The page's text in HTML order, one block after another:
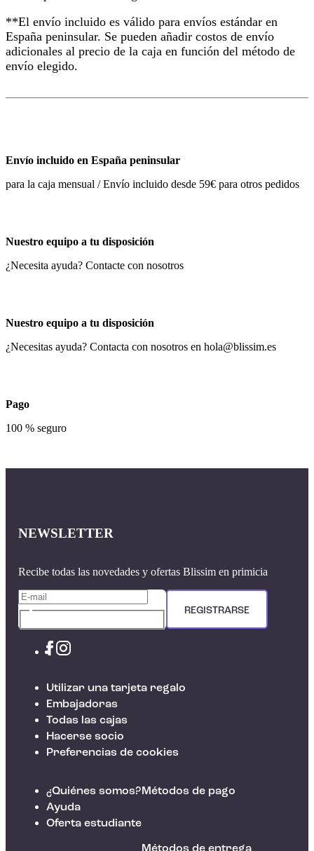
**El envío incluido es válido para envíos estándar en
España peninsular. Se pueden añadir costos de envío
adicionales al precio de la caja en función del método de
envío elegido.
Envío incluido en España peninsular
para la caja mensual / Envío incluido desde 59€ para otros pedidos
Nuestro equipo a tu disposición
¿Necesita ayuda? Contacte con nosotros
Nuestro equipo a tu disposición
¿Necesitas ayuda? Contacta con nosotros en hola@blissim.es
Pago
100 % seguro
NEWSLETTER
Recibe todas las novedades y ofertas Blissim en primicia
REGISTRARSE
Utilizar una tarjeta regalo
Embajadoras
Todas las cajas
Hacerse socio
Preferencias de cookies
¿Quiénes somos?
Ayuda
Oferta estudiante
Métodos de pago
Métodos de entrega